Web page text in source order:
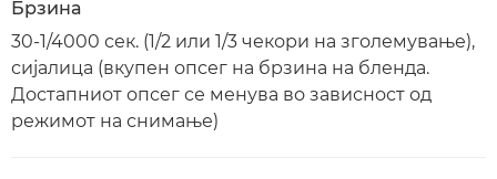
Брзина
30-1/4000 сек. (1/2 или 1/3 чекори на зголемување),
сијалица (вкупен опсег на брзина на бленда.
Достапниот опсег се менува во зависност од
режимот на снимање)